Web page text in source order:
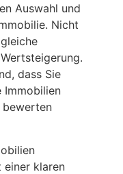
Auswahl und
Nicht
dass Sie
Immobilien
einer klaren